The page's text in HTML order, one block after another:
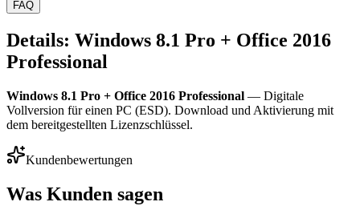
FAQ
Details: Windows 8.1 Pro + Office 2016
Professional
Windows 8.1 Pro + Office 2016 Professional — Digitale
Vollversion für einen PC (ESD). Download und Aktivierung mit
dem bereitgestellten Lizenzschlüssel.
Kundenbewertungen
Was Kunden sagen